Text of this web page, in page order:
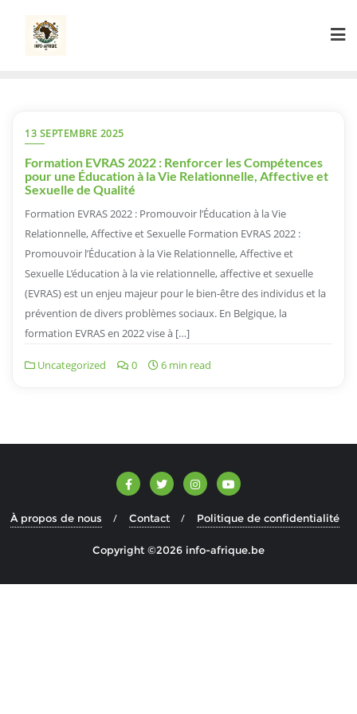
content
13 SEPTEMBRE 2025
Formation EVRAS 2022 : Renforcer les Compétences
pour une Éducation à la Vie Relationnelle, Affective et
Sexuelle de Qualité
Formation EVRAS 2022 : Promouvoir l’Éducation à la Vie
Relationnelle, Affective et Sexuelle Formation EVRAS 2022 :
Promouvoir l’Éducation à la Vie Relationnelle, Affective et
Sexuelle L’éducation à la vie relationnelle, affective et sexuelle
(EVRAS) est un enjeu majeur pour le bien-être des individus et la
prévention de divers problèmes sociaux. En Belgique, la
formation EVRAS en 2022 vise à […]
Uncategorized 0 6 min read
À propos de nous Contact Politique de confidentialité
Copyright ©2026 info-afrique.be